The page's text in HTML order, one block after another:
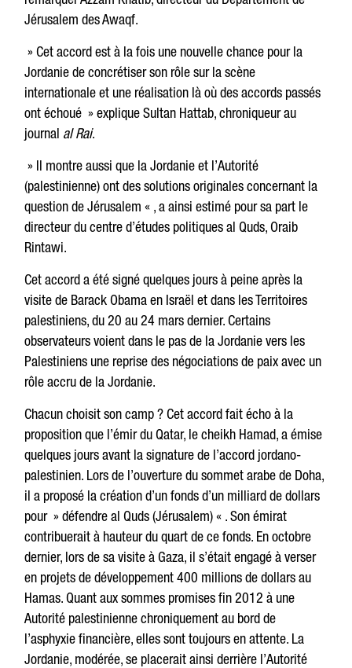
Jérusalem des Awaqf.
» Cet accord est à la fois une nouvelle chance pour la
Jordanie de concrétiser son rôle sur la scène
internationale et une réalisation là où des accords passés
ont échoué » explique Sultan Hattab, chroniqueur au
journal al Rai.
» Il montre aussi que la Jordanie et l’Autorité
(palestinienne) ont des solutions originales concernant la
question de Jérusalem « , a ainsi estimé pour sa part le
directeur du centre d’études politiques al Quds, Oraib
Rintawi.
Cet accord a été signé quelques jours à peine après la
visite de Barack Obama en Israël et dans les Territoires
palestiniens, du 20 au 24 mars dernier. Certains
observateurs voient dans le pas de la Jordanie vers les
Palestiniens une reprise des négociations de paix avec un
rôle accru de la Jordanie.
Chacun choisit son camp ? Cet accord fait écho à la
proposition que l’émir du Qatar, le cheikh Hamad, a émise
quelques jours avant la signature de l’accord jordano-
palestinien. Lors de l’ouverture du sommet arabe de Doha,
il a proposé la création d’un fonds d’un milliard de dollars
pour » défendre al Quds (Jérusalem) « . Son émirat
contribuerait à hauteur du quart de ce fonds. En octobre
dernier, lors de sa visite à Gaza, il s’était engagé à verser
en projets de développement 400 millions de dollars au
Hamas. Quant aux sommes promises fin 2012 à une
Autorité palestinienne chroniquement au bord de
l’asphyxie financière, elles sont toujours en attente. La
Jordanie, modérée, se placerait ainsi derrière l’Autorité